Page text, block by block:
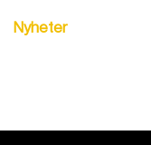
Nyheter